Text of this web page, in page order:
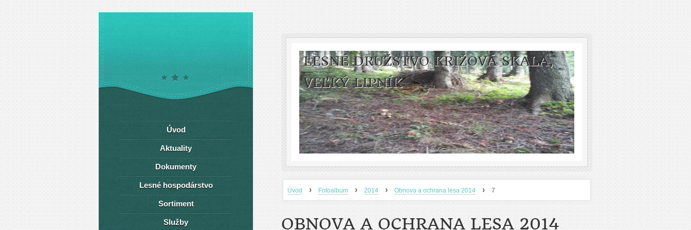
LESNÉ DRUŽSTVO KRIŽOVÁ SKALA,
VEĽKÝ LIPNÍK
Úvod › Fotoalbum › 2014 › Obnova a ochrana lesa 2014 › 7
OBNOVA A OCHRANA LESA 2014
Úvod
Aktuality
Dokumenty
Lesné hospodárstvo
Sortiment
Služby